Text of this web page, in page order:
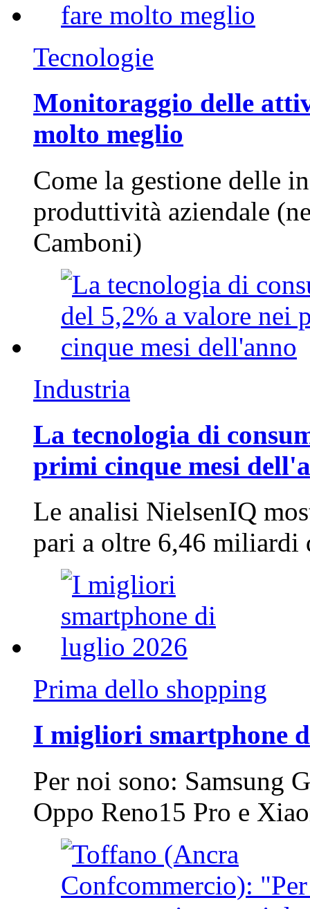
Tecnologie
Monitoraggio delle
molto meglio
Come la gestione delle
produttività aziendale
Camboni)
Industria
La tecnologia di
primi cinque mesi
Le analisi NielsenIQ
pari a oltre 6,46
Prima dello shopping
I migliori smartphone
Per noi sono: Samsung
Oppo Reno15 Pro e